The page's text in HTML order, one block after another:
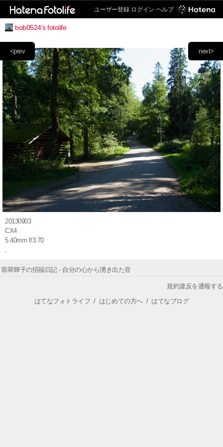
ユーザー登録 ログイン ヘルプ
bob0524's fotolife
next>
<prev
20130903
CX4
5.40mm f/3.70
翡翠輝子の招福日記 - 自分の心から湧き出た音
規約違反を通報する
はてなフォトライフ / はじめての方へ/ はてなブログ